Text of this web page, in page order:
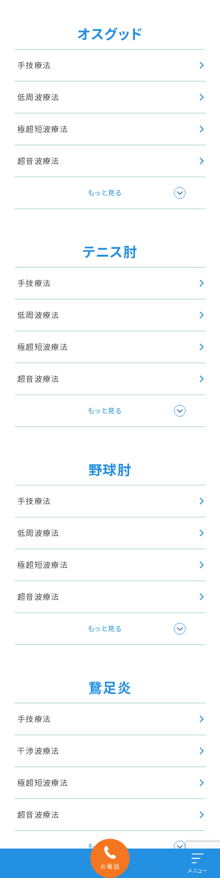
お電話
メニュー
オスグッド
手技療法
低周波療法
極超短波療法
超音波療法
もっと見る
テニス肘
手技療法
低周波療法
極超短波療法
超音波療法
もっと見る
野球肘
手技療法
低周波療法
極超短波療法
超音波療法
もっと見る
鵞足炎
手技療法
干渉波療法
極超短波療法
超音波療法
身体調整 もっと見る